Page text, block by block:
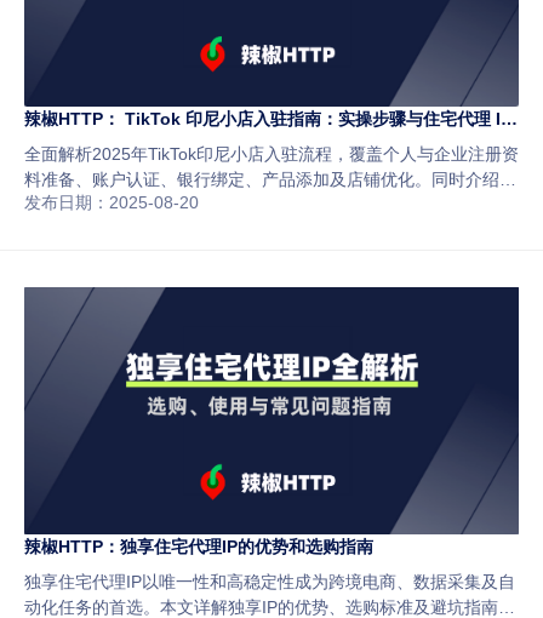
辣椒HTTP： TikTok 印尼小店入驻指南：实操步骤与住宅代理 IP
的重要性
全面解析2025年TikTok印尼小店入驻流程，覆盖个人与企业注册资
料准备、账户认证、银行绑定、产品添加及店铺优化。同时介绍住
宅代理IP如何提升账户稳定性、降低操作风险和优化广告投放，为
发布日期：2025-08-20
辣椒HTTP：独享住宅代理IP的优势和选购指南
独享住宅代理IP以唯一性和高稳定性成为跨境电商、数据采集及自
动化任务的首选。本文详解独享IP的优势、选购标准及避坑指南，